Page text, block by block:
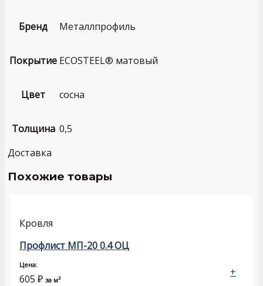
Бренд Металлпрофиль
Покрытие ECOSTEEL® матовый
Цвет сосна
Толщина 0,5
Доставка
Похожие товары
Кровля
Профлист МП-20 0.4 ОЦ
Цена:
605 ₽ за м²
+